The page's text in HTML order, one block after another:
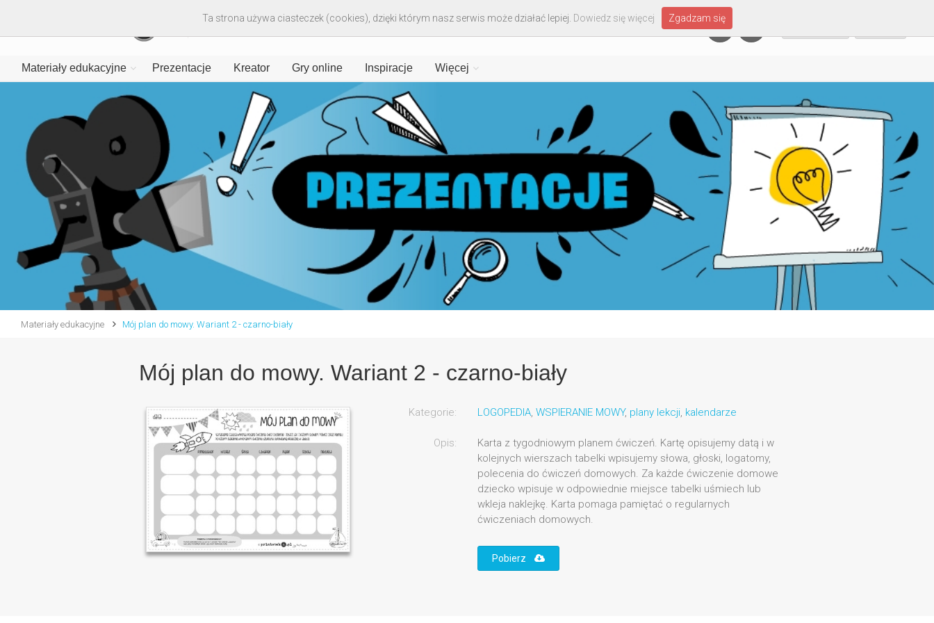
Materiały edukacyjne Prezentacje Kreator Gry online Inspiracje Więcej
Materiały edukacyjne Mój plan do mowy. Wariant 2 - czarno-biały
Mój plan do mowy. Wariant 2 - czarno-biały
Kategorie: LOGOPEDIA, WSPIERANIE MOWY, plany lekcji, kalendarze
Opis:
Karta z tygodniowym planem ćwiczeń. Kartę opisujemy datą i w
kolejnych wierszach tabelki wpisujemy słowa, głoski, logatomy,
polecenia do ćwiczeń domowych. Za każde ćwiczenie domowe
dziecko wpisuje w odpowiednie miejsce tabelki uśmiech lub
wkleja naklejkę. Karta pomaga pamiętać o regularnych
ćwiczeniach domowych.
Pobierz
Ta strona używa ciasteczek (cookies), dzięki którym nasz serwis może działać lepiej. Dowiedz się więcej Zgadzam się